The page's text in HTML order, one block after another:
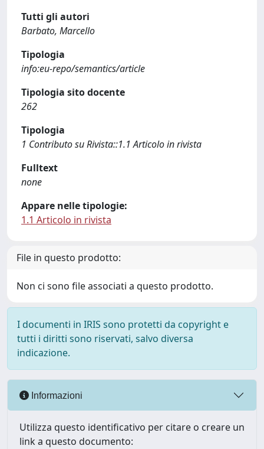
Tutti gli autori
Barbato, Marcello
Tipologia
info:eu-repo/semantics/article
Tipologia sito docente
262
Tipologia
1 Contributo su Rivista::1.1 Articolo in rivista
Fulltext
none
Appare nelle tipologie:
1.1 Articolo in rivista
File in questo prodotto:
Non ci sono file associati a questo prodotto.
I documenti in IRIS sono protetti da copyright e
tutti i diritti sono riservati, salvo diversa
indicazione.
Informazioni
Utilizza questo identificativo per citare o creare un
link a questo documento: